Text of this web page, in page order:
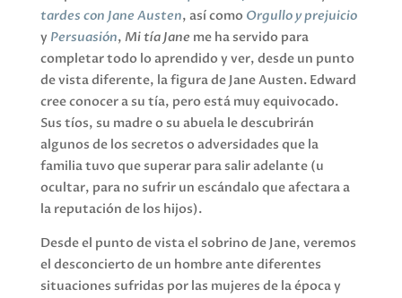
tardes con Jane Austen, así como Orgullo y prejuicio
y Persuasión, Mi tía Jane me ha servido para
completar todo lo aprendido y ver, desde un punto
de vista diferente, la figura de Jane Austen. Edward
cree conocer a su tía, pero está muy equivocado.
Sus tíos, su madre o su abuela le descubrirán
algunos de los secretos o adversidades que la
familia tuvo que superar para salir adelante (u
ocultar, para no sufrir un escándalo que afectara a
la reputación de los hijos).
Desde el punto de vista el sobrino de Jane, veremos
el desconcierto de un hombre ante diferentes
situaciones sufridas por las mujeres de la época y